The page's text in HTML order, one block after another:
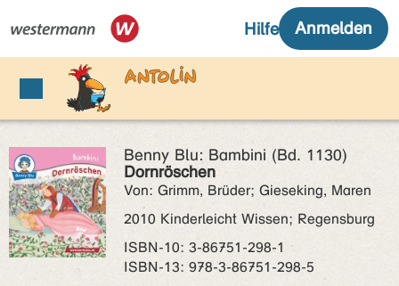
Benny Blu: Bambini (Bd. 1130)
Dornröschen
Von: Grimm, Brüder; Gieseking, Maren
2010 Kinderleicht Wissen; Regensburg
ISBN‑10: 3-86751-298-1
ISBN‑13: 978-3-86751-298-5